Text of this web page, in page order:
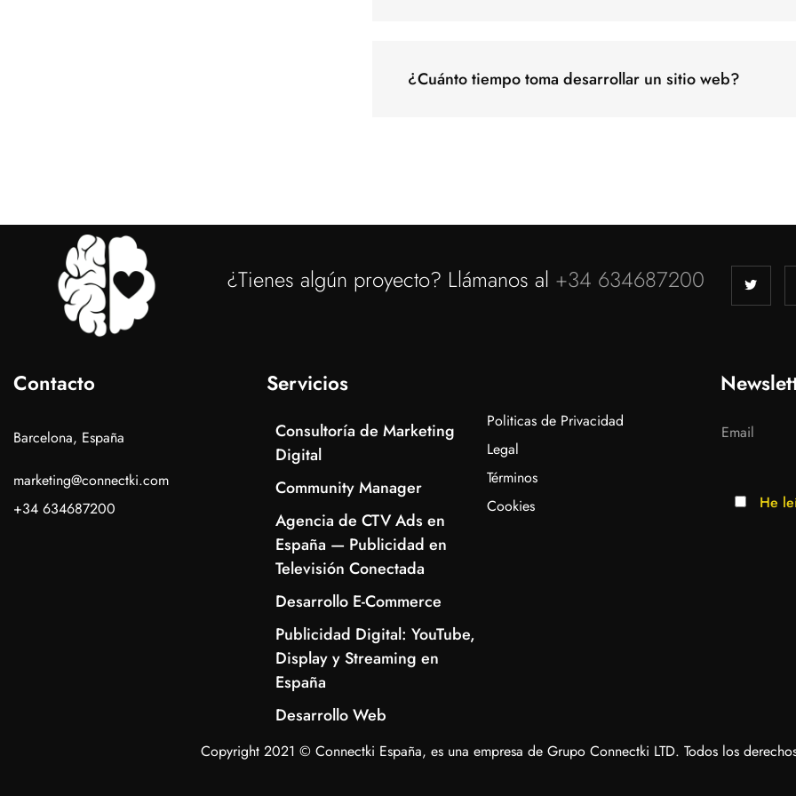
¿Cuánto tiempo toma desarrollar un sitio web?
¿Tienes algún proyecto? Llámanos al +34 634687200
Contacto
Barcelona, España
marketing@connectki.com
+34 634687200
Servicios
Consultoría de Marketing
Digital
Community Manager
Agencia de CTV Ads en
España — Publicidad en
Televisión Conectada
Desarrollo E-Commerce
Publicidad Digital: YouTube,
Display y Streaming en
España
Desarrollo Web
Politicas de Privacidad
Legal
Términos
Cookies
He
Copyright 2021 © Connectki España, es una empresa de Grupo Connectki LTD. Todos los